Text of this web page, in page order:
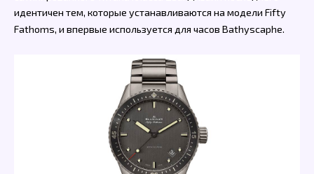
идентичен тем, которые устанавливаются на модели Fifty
Fathoms, и впервые используется для часов Bathyscaphe.